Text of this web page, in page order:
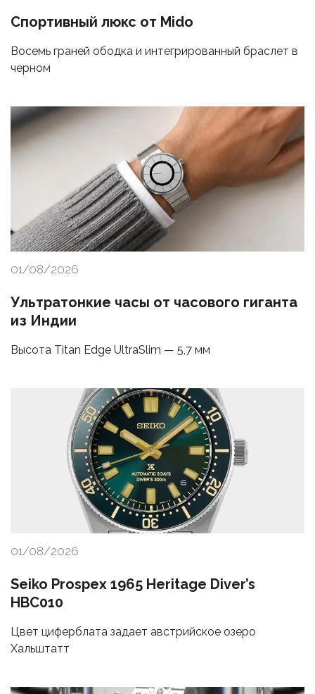
Спортивный люкс от Mido
Восемь граней ободка и интегрированный браслет в
черном
01/08/2026
Ультратонкие часы от часового гиганта
из Индии
Высота Titan Edge UltraSlim — 5,7 мм
01/08/2026
Seiko Prospex 1965 Heritage Diver’s
HBC010
Цвет циферблата задает австрийское озеро
Хальштатт